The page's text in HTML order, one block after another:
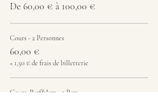
De 60,00 € à 100,00 €
Cours - 2 Personnes
60,00 €
+ 1,50 € de frais de billetterie
Cours+Perf&Jam - 2 Pers